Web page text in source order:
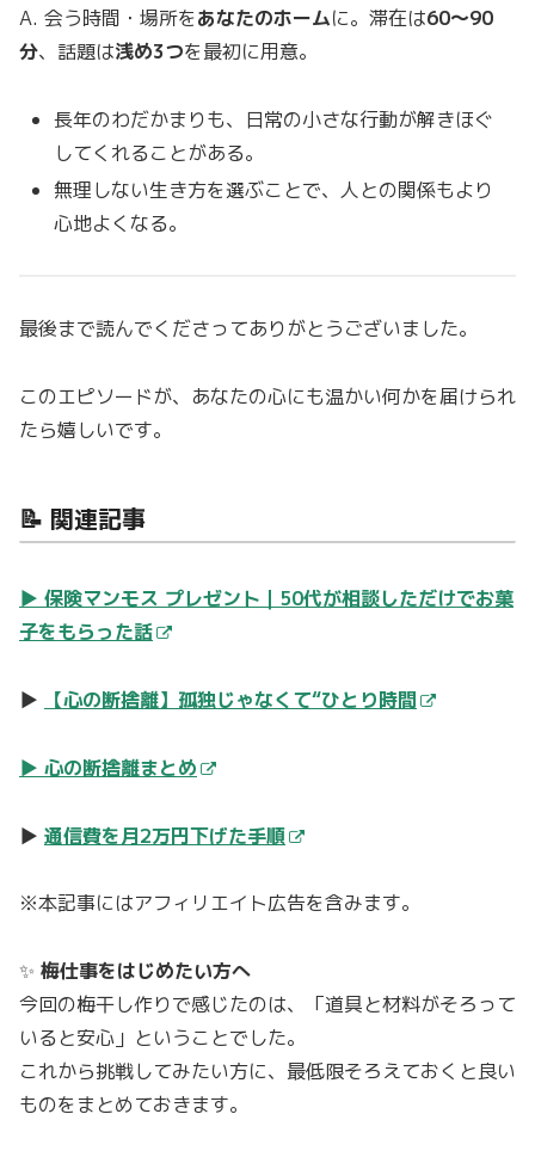
A. 会う時間・場所をあなたのホームに。滞在は60〜90
分、話題は浅め3つを最初に用意。
長年のわだかまりも、日常の小さな行動が解きほぐ
してくれることがある。
無理しない生き方を選ぶことで、人との関係もより
心地よくなる。
最後まで読んでくださってありがとうございました。
このエピソードが、あなたの心にも温かい何かを届けられ
たら嬉しいです。
📝 関連記事
▶ 保険マンモス プレゼント｜50代が相談しただけでお菓
子をもらった話
▶ 【心の断捨離】孤独じゃなくて“ひとり時間
▶ 心の断捨離まとめ
▶ 通信費を月2万円下げた手順
※本記事にはアフィリエイト広告を含みます。
✨ 梅仕事をはじめたい方へ
今回の梅干し作りで感じたのは、「道具と材料がそろって
いると安心」ということでした。
これから挑戦してみたい方に、最低限そろえておくと良い
ものをまとめておきます。